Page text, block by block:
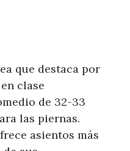
que destaca por
clase
de 32-33
las piernas.
asientos más